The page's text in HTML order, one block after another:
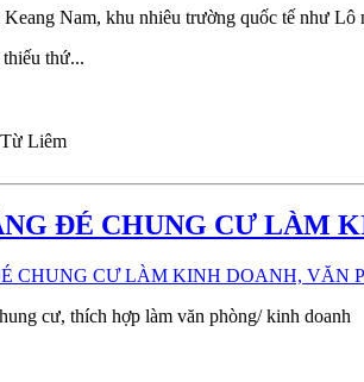
Nam, khu nhiêu trường quốc tế như Lô
thứ...
Liêm
ĐÉ CHUNG CƯ LÀM
cư, thích hợp làm văn phòng/ kinh doanh